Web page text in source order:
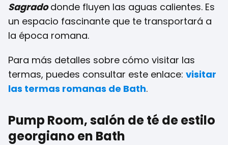
Sagradodonde fluyen las aguas calientes. Es
un espacio fascinante que te transportará a
la época romana.
Para más detalles sobre cómo visitar las
termas, puedes consultar este enlace: visitar
las termas romanas de Bath.
Pump Room, salón de té de estilo
georgiano en Bath